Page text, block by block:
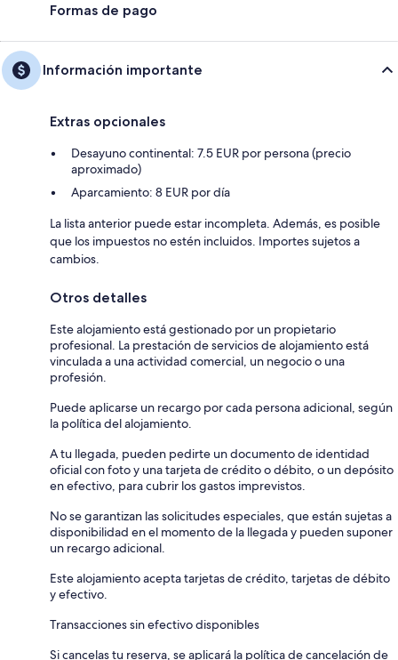
Formas de pago
Información importante
Extras opcionales
Desayuno continental: 7.5 EUR por persona (precio
aproximado)
Aparcamiento: 8 EUR por día
La lista anterior puede estar incompleta. Además, es posible
que los impuestos no estén incluidos. Importes sujetos a
cambios.
Otros detalles
Este alojamiento está gestionado por un propietario
profesional. La prestación de servicios de alojamiento está
vinculada a una actividad comercial, un negocio o una
profesión.
Puede aplicarse un recargo por cada persona adicional, según
la política del alojamiento.
A tu llegada, pueden pedirte un documento de identidad
oficial con foto y una tarjeta de crédito o débito, o un depósito
en efectivo, para cubrir los gastos imprevistos.
No se garantizan las solicitudes especiales, que están sujetas a
disponibilidad en el momento de la llegada y pueden suponer
un recargo adicional.
Este alojamiento acepta tarjetas de crédito, tarjetas de débito
y efectivo.
Transacciones sin efectivo disponibles
Si cancelas tu reserva, se aplicará la política de cancelación de